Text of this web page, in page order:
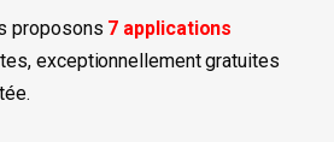
proposons 7 applications
exceptionnellement gratuites